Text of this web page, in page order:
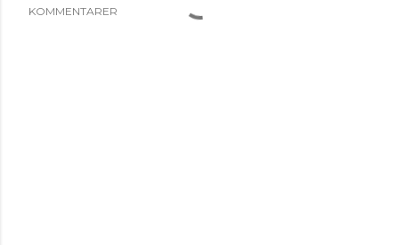
KOMMENTARER